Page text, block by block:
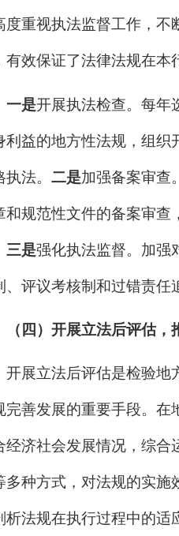
度重视执法监督工作，不
有效保证了法律法规在本
一是开展执法检查。 每年
利益的地方性法规，组织
执法。二是加强备案审查
和规范性文件的备案审查
三是强化执法监督。 加强
、评议考核制和过错责任
（四）开展立法后评估
开展立法后评估是检验地
完善发展的重要手段。在
经济社会发展情况，综合
多种方式，对法规的实施
析法规在执行过程中的